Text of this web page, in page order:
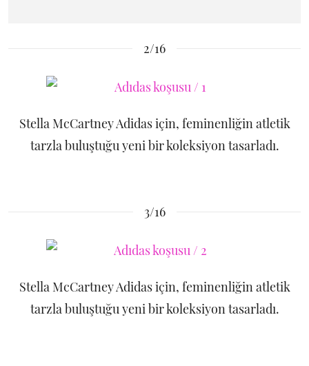
2/16
Stella McCartney Adidas için, feminenliğin atletik
tarzla buluştuğu yeni bir koleksiyon tasarladı.
3/16
Stella McCartney Adidas için, feminenliğin atletik
tarzla buluştuğu yeni bir koleksiyon tasarladı.